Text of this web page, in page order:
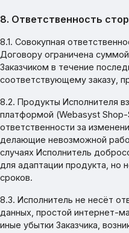
8. Ответственность
8.1. Совокупная
Договору ограничена
Заказчиком в течение
соответствующему заказу,
8.2. Продукты Исполнителя
платформой (Webasyst
ответственности за
делающие невозможной
случаях Исполнитель
для адаптации продукта, но
сроков.
8.3. Исполнитель не несёт
данных, простой интернет-
иные убытки Заказчика,